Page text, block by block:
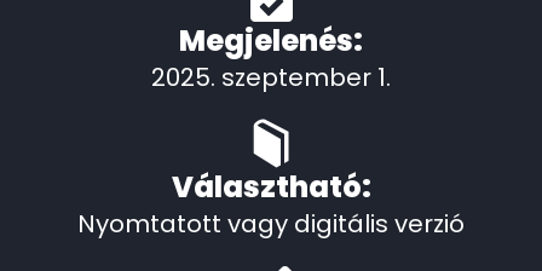
Megjelenés:
2025. szeptember 1.
Választható:
Nyomtatott vagy digitális verzió